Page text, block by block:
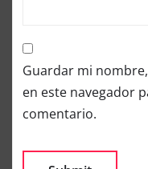
Guardar mi
en este navegador
comentario.